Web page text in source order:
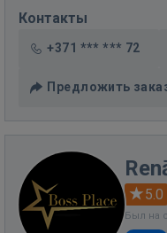
Контакты
+371 *** *** 72
Предложить
5.0
Был на